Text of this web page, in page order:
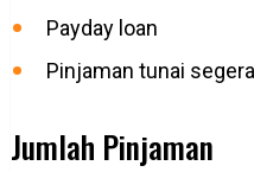
Payday loan
Pinjaman tunai segera
Jumlah Pinjaman